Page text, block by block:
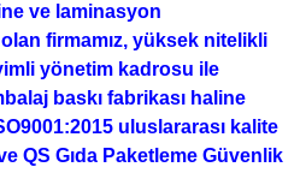
ve laminasyon
firmamız, yüksek nitelikli
yönetim kadrosu ile
baskı fabrikası haline
uluslararası kalite
QS Gıda Paketleme Güvenlik